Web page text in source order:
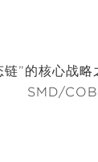
”的核心战
SMD/